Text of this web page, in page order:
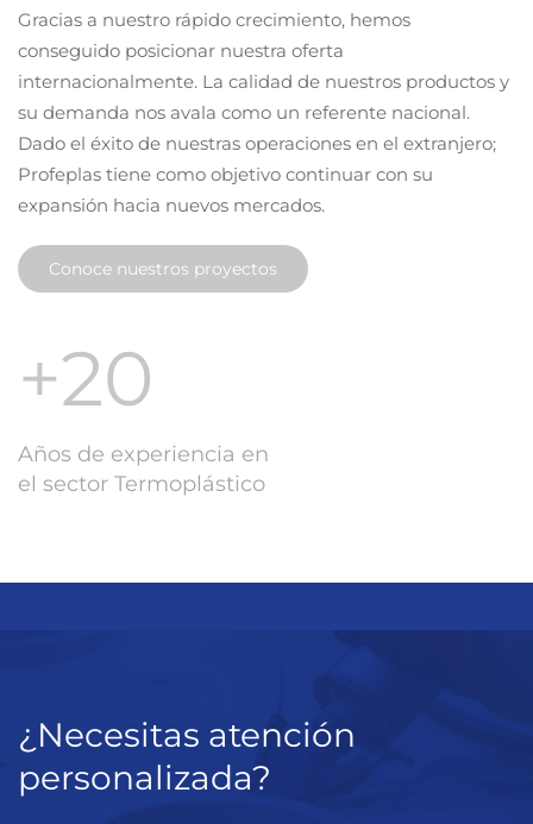
Gracias a nuestro rápido crecimiento, hemos
conseguido posicionar nuestra oferta
internacionalmente. La calidad de nuestros productos y
su demanda nos avala como un referente nacional.
Dado el éxito de nuestras operaciones en el extranjero;
Profeplas tiene como objetivo continuar con su
expansión hacia nuevos mercados.
Conoce nuestros proyectos
+20
Años de experiencia en
el sector Termoplástico
¿Necesitas atención
personalizada?